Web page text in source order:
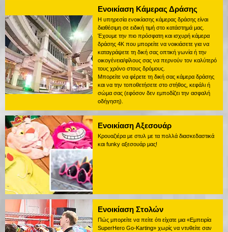
Ενοικίαση Κάμερας Δράσης
Η υπηρεσία ενοικίασης κάμερας δράσης είναι
διαθέσιμη σε ειδική τιμή στο κατάστημά μας.
Έχουμε την πιο πρόσφατη και ισχυρή κάμερα
δράσης 4K που μπορείτε να νοικιάσετε για να
καταγράψετε τη δική σας οπτική γωνία ή την
οικογένεια/φίλους σας να περνούν τον καλύτερό
τους χρόνο στους δρόμους.
Μπορείτε να φέρετε τη δική σας κάμερα δράσης
και να την τοποθετήσετε στο στήθος, κεφάλι ή
σώμα σας (εφόσον δεν εμποδίζει την ασφαλή
οδήγηση).
Ενοικίαση Αξεσουάρ
Κρουαζιέρα με στυλ με τα πολλά διασκεδαστικά
και funky αξεσουάρ μας!
Ενοικίαση Στολών
Πώς μπορείτε να πείτε ότι είχατε μια «Εμπειρία
SuperHero Go-Karting» χωρίς να ντυθείτε σαν